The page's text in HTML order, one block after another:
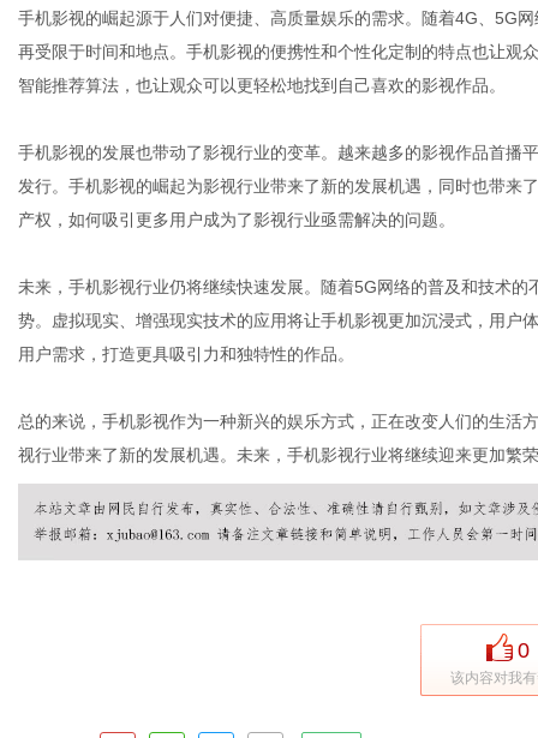
手机影视的崛起源于人们对便捷、高质量娱乐的需求。随着4G、5G
再受限于时间和地点。手机影视的便携性和个性化定制的特点也让观
智能推荐算法，也让观众可以更轻松地找到自己喜欢的影视作品。
手机影视的发展也带动了影视行业的变革。越来越多的影视作品首播
发行。手机影视的崛起为影视行业带来了新的发展机遇，同时也带来
产权，如何吸引更多用户成为了影视行业亟需解决的问题。
未来，手机影视行业仍将继续快速发展。随着5G网络的普及和技术
势。虚拟现实、增强现实技术的应用将让手机影视更加沉浸式，用户
用户需求，打造更具吸引力和独特性的作品。
总的来说，手机影视作为一种新兴的娱乐方式，正在改变人们的生活
视行业带来了新的发展机遇。未来，手机影视行业将继续迎来更加繁
0
该内容对我